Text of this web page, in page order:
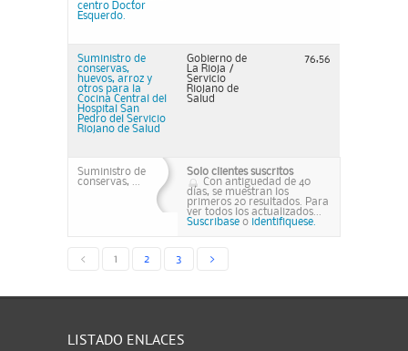
centro Doctor
Esquerdo.
Suministro de
conservas,
huevos, arroz y
otros para la
Cocina Central del
Hospital San
Pedro del Servicio
Riojano de Salud
Gobierno de
La Rioja /
Servicio
Riojano de
Salud
76,56
Suministro de
conservas, ...
Solo clientes suscritos
Con antiguedad de 40
días, se muestran los
primeros 20 resultados. Para
ver todos los actualizados...
Suscribase o identifiquese.
< 1 2 3 >
LISTADO ENLACES